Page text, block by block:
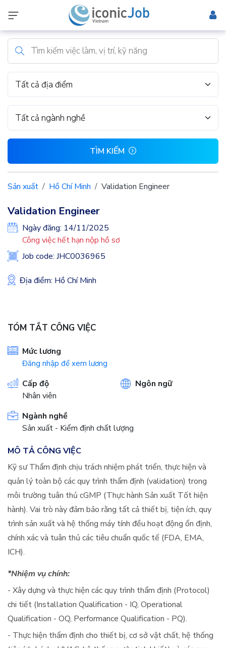
Tất cả địa điểm
Tất cả ngành nghề
TÌM KIẾM
Sản xuất Hồ Chí Minh Validation Engineer
Validation Engineer
Ngày đăng: 14/11/2025
Công việc hết hạn nộp hồ sơ
Job code: JHC0036965
Địa điểm: Hồ Chí Minh
TÓM TẮT CÔNG VIỆC
Mức lương
Đăng nhập để xem lương
Cấp độ
Nhân viên
Ngôn ngữ
Ngành nghề
Sản xuất - Kiểm định chất lượng
MÔ TẢ CÔNG VIỆC
Kỹ sư Thẩm định chịu trách nhiệm phát triển, thực hiện và
quản lý toàn bộ các quy trình thẩm định (validation) trong
môi trường tuân thủ cGMP (Thực hành Sản xuất Tốt hiện
hành). Vai trò này đảm bảo rằng tất cả thiết bị, tiện ích, quy
trình sản xuất và hệ thống máy tính đều hoạt động ổn định,
chính xác và tuân thủ các tiêu chuẩn quốc tế (FDA, EMA,
ICH).
*Nhiệm vụ chính:
- Xây dựng và thực hiện các quy trình thẩm định (Protocol)
chi tiết (Installation Qualification - IQ, Operational
Qualification - OQ, Performance Qualification - PQ).
- Thực hiện thẩm định cho thiết bị, cơ sở vật chất, hệ thống